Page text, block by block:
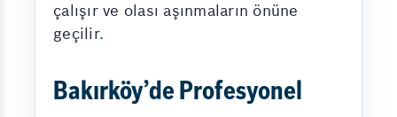
çalışır ve olası aşınmaların önüne
geçilir.
Bakırköy’de Profesyonel